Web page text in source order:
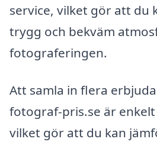
service, vilket gör att du
trygg och bekväm
fotograferingen.
Att samla in flera
fotograf-pris.se är
vilket gör att du kan